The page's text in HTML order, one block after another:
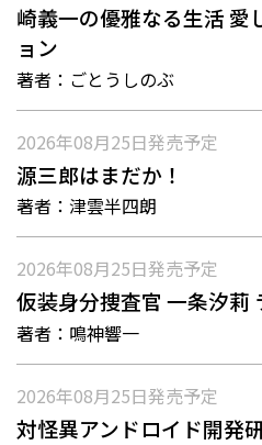
崎義一の優雅なる生活 愛
ョン
著者： ごとうしのぶ
2026年08月25日発売予定
源三郎はまだか！
著者： 津雲半四朗
2026年08月25日発売予定
仮装身分捜査官 一条汐莉
著者： 鳴神響一
2026年08月25日発売予定
対怪異アンドロイド開発